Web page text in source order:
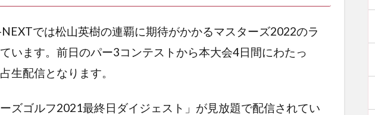
では松山英樹の連覇に期待がかかるマスターズ2022のラ
います。前日のパー3コンテストから本大会4日間にわたっ
生配信となります。
ズゴルフ2021最終日ダイジェスト」が見放題で配信されてい